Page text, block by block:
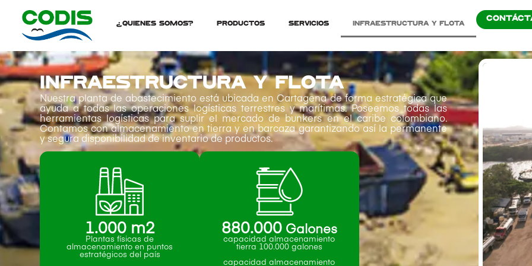
¿Quienes Somos? Productos Servicios Infraestructura y Flota
INFRAESTRUCTURA Y FLOTA
Nuestra planta de abastecimiento está ubicada en Cartagena de forma estratégica que
ayuda a todas las operaciones logísticas terrestres y marítimas. Poseemos todas las
herramientas logísticas para suplir el mercado de bunkers en el caribe colombiano.
Contamos con almacenamiento en tierra y en barcaza garantizando así la permanente
y segura disponibilidad de inventario de productos.
1.000 m2
Plantas físicas de
almacenamiento en puntos
estratégicos del país
880.000 Galones
capacidad almacenamiento
tierra 100.000 galones
capacidad almacenamiento